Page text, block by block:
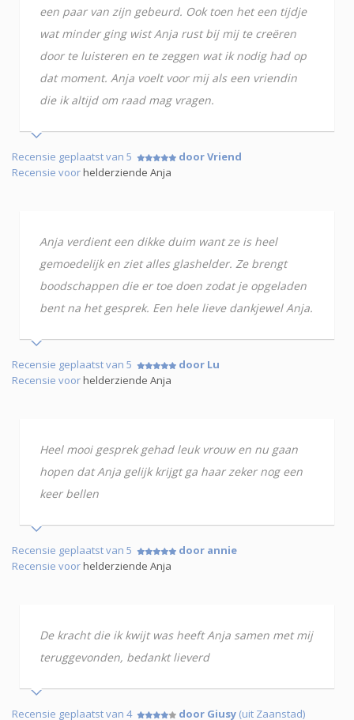
een paar van zijn gebeurd. Ook toen het een tijdje
wat minder ging wist Anja rust bij mij te creëren
door te luisteren en te zeggen wat ik nodig had op
dat moment. Anja voelt voor mij als een vriendin
die ik altijd om raad mag vragen.
Recensie geplaatst van 5
door Vriend
Recensie voorhelderziende Anja
Anja verdient een dikke duim want ze is heel
gemoedelijk en ziet alles glashelder. Ze brengt
boodschappen die er toe doen zodat je opgeladen
bent na het gesprek. Een hele lieve dankjewel Anja.
Recensie geplaatst van 5
door Lu
Recensie voorhelderziende Anja
Heel mooi gesprek gehad leuk vrouw en nu gaan
hopen dat Anja gelijk krijgt ga haar zeker nog een
keer bellen
Recensie geplaatst van 5
door annie
Recensie voorhelderziende Anja
De kracht die ik kwijt was heeft Anja samen met mij
teruggevonden, bedankt lieverd
Recensie geplaatst van 4 door Giusy (uit Zaanstad)